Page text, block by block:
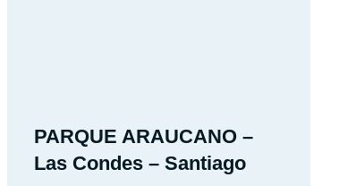
PARQUE ARAUCANO –
Las Condes – Santiago